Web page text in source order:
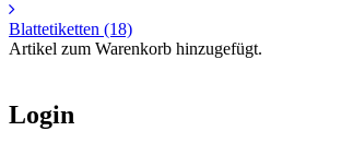
Blattetiketten (18)
Artikel zum Warenkorb hinzugefügt.
Login